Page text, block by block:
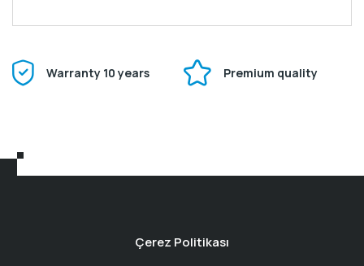
Warranty 10 years Premium quality
Çerez Politikası